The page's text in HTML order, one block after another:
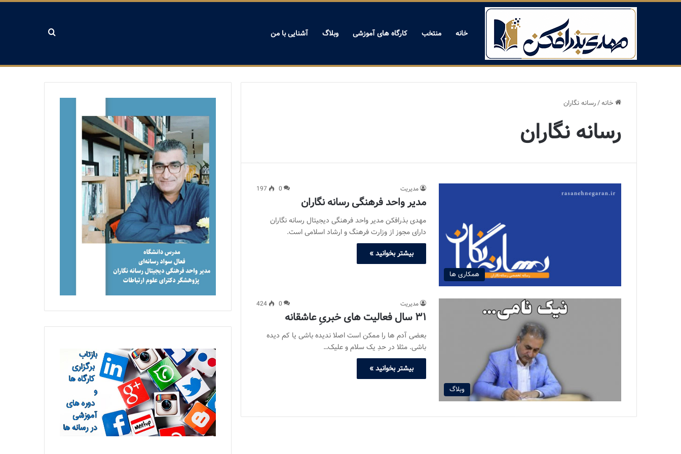
خانه منتخب کارگاه های آموزشی وبلاگ آشنایی با من
خانه/رسانه نگاران
رسانه نگاران
همکاری ها
مدیریت 0
197
مدیر واحد فرهنگی رسانه نگاران
مهدی بذرافکن مدیر واحد فرهنگی دیجیتال رسانه نگاران
دارای مجوز از وزارت فرهنگ و ارشاد اسلامی است.
بیشتر بخوانید »
وبلاگ
مدیریت 0
424
٣١ سال فعالیت های خبریِ عاشقانه
بعضی آدم ها را ممکن است اصلا ندیده باشی یا کم دیده
باشی. مثلا در حدِ یک سلام و علیک…
بیشتر بخوانید »